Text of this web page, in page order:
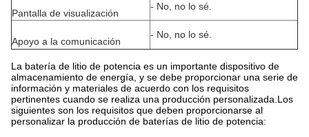
Pantalla de visualización
- No, no lo sé.
Apoyo a la comunicación
- No, no lo sé.
La batería de litio de potencia es un importante dispositivo de
almacenamiento de energía, y se debe proporcionar una serie de
información y materiales de acuerdo con los requisitos
pertinentes cuando se realiza una producción personalizada.Los
siguientes son los requisitos que deben proporcionarse al
personalizar la producción de baterías de litio de potencia: